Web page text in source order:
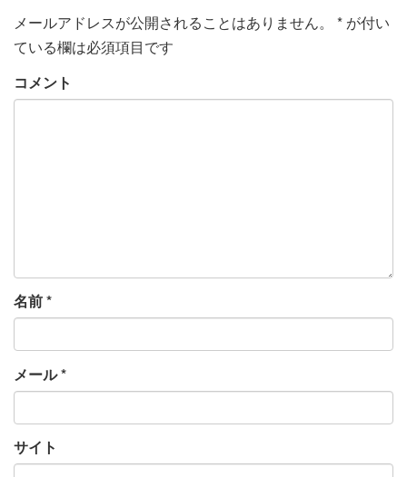
メールアドレスが公開されることはありません。 * が付い
ている欄は必須項目です
コメント
名前*
メール*
サイト